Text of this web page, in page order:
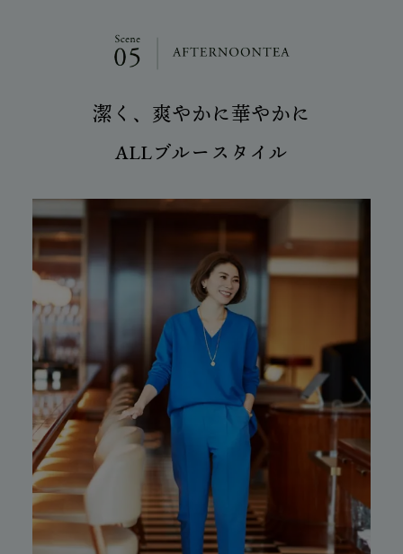
潔く、爽やかに華やかに
ALLブルースタイル